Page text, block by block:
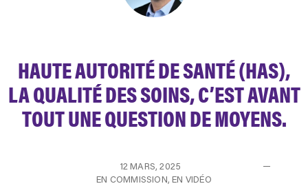
HAUTE AUTORITÉ DE SANTÉ (HAS),
LA QUALITÉ DES SOINS, C’EST AVANT
TOUT UNE QUESTION DE MOYENS.
12 MARS, 2025
EN COMMISSION,EN VIDÉO